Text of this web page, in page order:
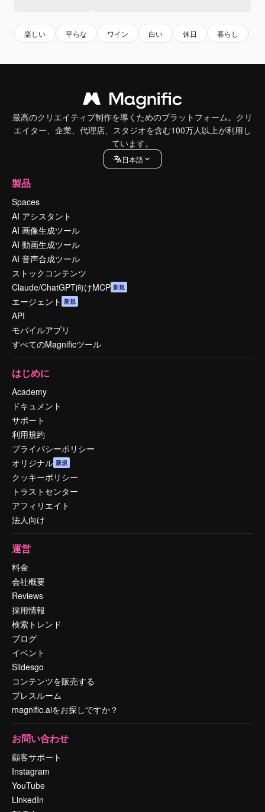
楽しい 平らな ワイン 白い 休日 暮らし
最高のクリエイティブ制作を導くためのプラットフォーム。クリ
エイター、企業、代理店、スタジオを含む100万人以上が利用し
ています。
日本語
製品
Spaces
AI アシスタント
AI 画像生成ツール
AI 動画生成ツール
AI 音声合成ツール
ストックコンテンツ
Claude/ChatGPT向けMCP 新規
エージェント 新規
API
モバイルアプリ
すべてのMagnificツール
はじめに
Academy
ドキュメント
サポート
利用規約
プライバシーポリシー
オリジナル 新規
クッキーポリシー
トラストセンター
アフィリエイト
法人向け
運営
料金
会社概要
Reviews
採用情報
検索トレンド
ブログ
イベント
Slidesgo
コンテンツを販売する
プレスルーム
magnific.aiをお探しですか？
お問い合わせ
顧客サポート
Instagram
YouTube
LinkedIn